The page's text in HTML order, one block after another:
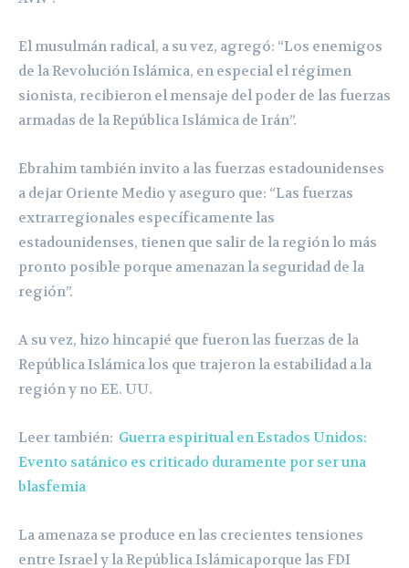
El musulmán radical, a su vez, agregó: “Los enemigos
de la Revolución Islámica, en especial el régimen
sionista, recibieron el mensaje del poder de las fuerzas
armadas de la República Islámica de Irán”.
Ebrahim también invito a las fuerzas estadounidenses
a dejar Oriente Medio y aseguro que: “Las fuerzas
extrarregionales específicamente las
estadounidenses, tienen que salir de la región lo más
pronto posible porque amenazan la seguridad de la
región”.
A su vez, hizo hincapié que fueron las fuerzas de la
República Islámica los que trajeron la estabilidad a la
región y no EE. UU.
Leer también: Guerra espiritual en Estados Unidos:
Evento satánico es criticado duramente por ser una
blasfemia
La amenaza se produce en las crecientes tensiones
entre Israel y la República Islámicaporque las FDI